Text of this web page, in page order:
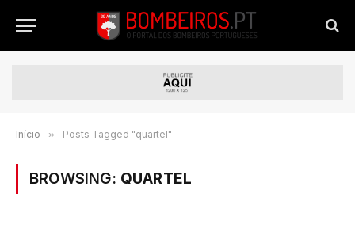
Início » Posts Tagged "quartel"
BROWSING: QUARTEL